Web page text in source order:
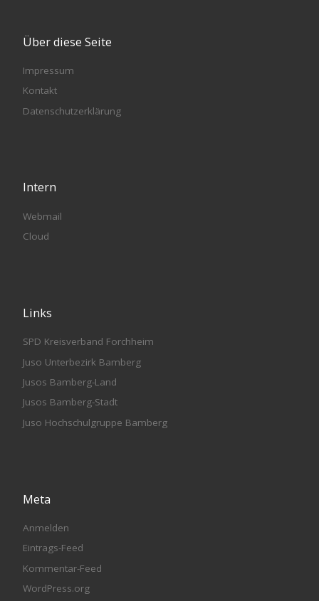
Über diese Seite
Impressum
Kontakt
Datenschutzerklärung
Intern
Webmail
Cloud
Links
SPD Kreisverband Forchheim
Juso Unterbezirk Bamberg
Jusos Bamberg-Land
Jusos Bamberg-Stadt
Juso Hochschulgruppe Bamberg
Meta
Anmelden
Eintrags-Feed
Kommentar-Feed
WordPress.org